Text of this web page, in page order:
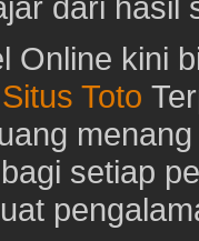
dari hasil
Online kini
Situs Toto
setiap